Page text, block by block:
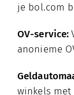
je bol.com
OV-service:
anonieme
winkels